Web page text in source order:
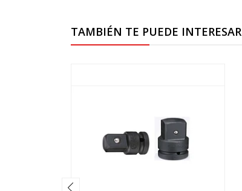
TAMBIÉN TE PUEDE INTERESAR